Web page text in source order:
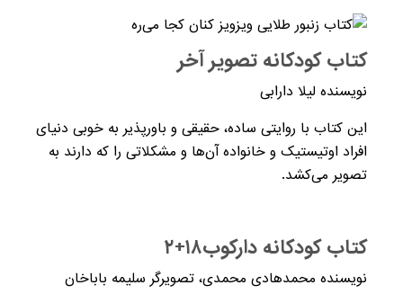
کتاب کودکانه تصویر آخر
نویسنده لیلا دارابی
این کتاب با روایتی ساده، حقیقی و باورپذیر به خوبی دنیای
افراد اوتیستیک و خانواده آن‌ها و مشکلاتی را که دارند به
تصویر می‌کشد.
کتاب کودکانه دارکوب۱۸+۲
نویسنده محمدهادی محمدی، تصویرگر سلیمه باباخان